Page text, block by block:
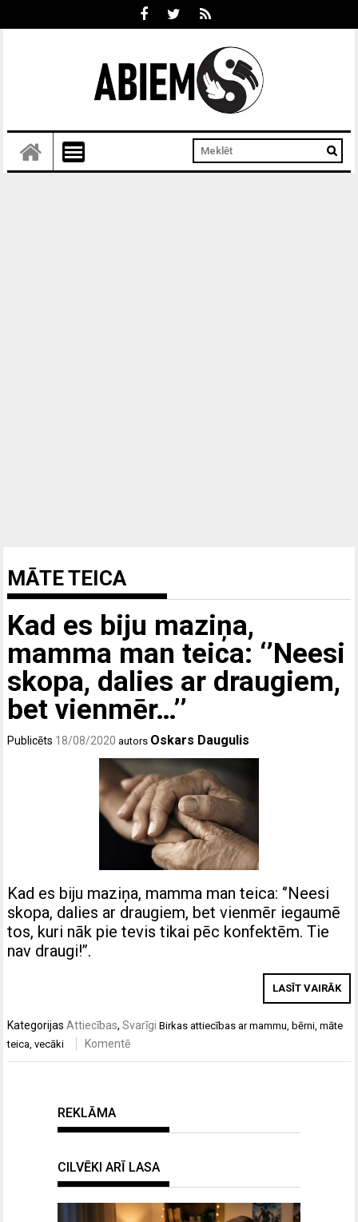
MĀTE TEICA
Kad es biju maziņa,
mamma man teica: ‘’Neesi
skopa, dalies ar draugiem,
bet vienmēr…’’
Publicēts 18/08/2020 autors Oskars Daugulis
Kad es biju maziņa, mamma man teica: ‘’Neesi
skopa, dalies ar draugiem, bet vienmēr iegaumē
tos, kuri nāk pie tevis tikai pēc konfektēm. Tie
nav draugi!’’.
LASĪT VAIRĀK
KategorijasAttiecības,Svarīgi Birkasattiecības ar mammu, bērni,māte
teica,vecāki Komentē
REKLĀMA
CILVĒKI ARĪ LASA